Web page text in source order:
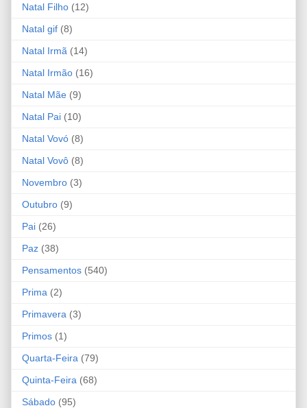
Natal Filho (12)
Natal gif (8)
Natal Irmã (14)
Natal Irmão (16)
Natal Mãe (9)
Natal Pai (10)
Natal Vovó (8)
Natal Vovô (8)
Novembro (3)
Outubro (9)
Pai (26)
Paz (38)
Pensamentos (540)
Prima (2)
Primavera (3)
Primos (1)
Quarta-Feira (79)
Quinta-Feira (68)
Sábado (95)